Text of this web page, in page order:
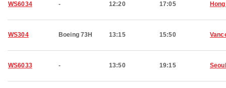
WS6034 - 12:20 17:05
WS304 Boeing 73H 13:15 15:50
WS6033 - 13:50 19:15 Seoul